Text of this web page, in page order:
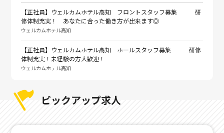
【正社員】ウェルカムホテル高知 フロントスタッフ募集 研
修体制充実！ あなたに合った働き方が出来ます◎
ウェルカムホテル高知
【正社員】ウェルカムホテル高知 ホールスタッフ募集 研修
体制充実！未経験の方大歓迎！
ウェルカムホテル高知
ピックアップ求人